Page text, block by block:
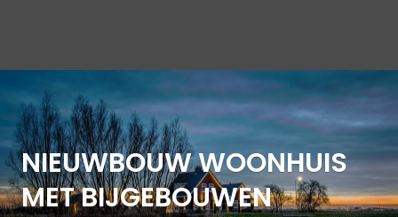
NIEUWBOUW WOONHUIS
MET BIJGEBOUWEN